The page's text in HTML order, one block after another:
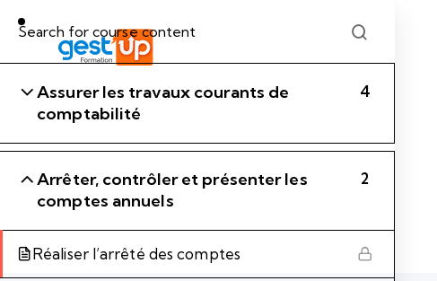
Assurer les travaux courants de
comptabilité
4
Arrêter, contrôler et présenter les
comptes annuels
2
Réaliser l’arrêté des comptes